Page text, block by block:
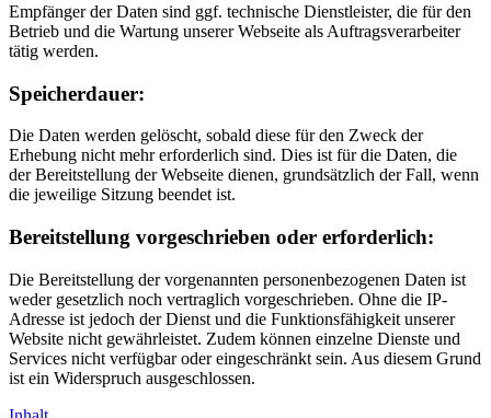
Empfänger der Daten sind ggf. technische Dienstleister, die für den
Betrieb und die Wartung unserer Webseite als Auftragsverarbeiter
tätig werden.
Speicherdauer:
Die Daten werden gelöscht, sobald diese für den Zweck der
Erhebung nicht mehr erforderlich sind. Dies ist für die Daten, die
der Bereitstellung der Webseite dienen, grundsätzlich der Fall, wenn
die jeweilige Sitzung beendet ist.
Bereitstellung vorgeschrieben oder erforderlich:
Die Bereitstellung der vorgenannten personenbezogenen Daten ist
weder gesetzlich noch vertraglich vorgeschrieben. Ohne die IP-
Adresse ist jedoch der Dienst und die Funktionsfähigkeit unserer
Website nicht gewährleistet. Zudem können einzelne Dienste und
Services nicht verfügbar oder eingeschränkt sein. Aus diesem Grund
ist ein Widerspruch ausgeschlossen.